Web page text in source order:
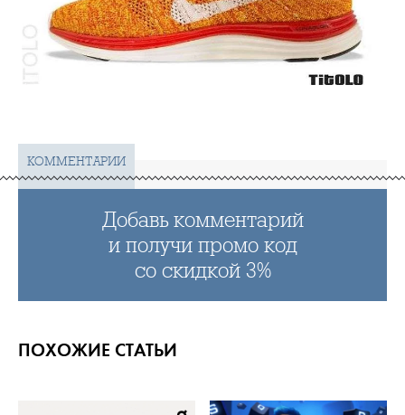
КОММЕНТАРИИ
Добавь комментарий
и получи промо код
со скидкой 3%
ПОХОЖИЕ СТАТЬИ